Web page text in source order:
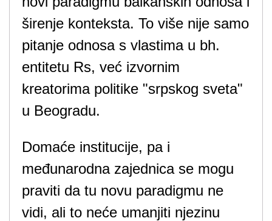
širenje konteksta. To više nije samo
pitanje odnosa s vlastima u bh.
entitetu Rs, već izvornim
kreatorima politike "srpskog sveta"
u Beogradu.
Domaće institucije, pa i
međunarodna zajednica se mogu
praviti da tu novu paradigmu ne
vidi, ali to neće umanjiti njezinu